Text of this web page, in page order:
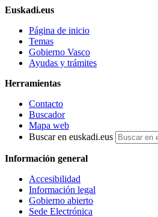
Euskadi.eus
Página de inicio
Temas
Gobierno Vasco
Ayudas y trámites
Herramientas
Contacto
Buscador
Mapa web
Buscar en euskadi.eus
Información general
Accesibilidad
Información legal
Gobierno abierto
Sede Electrónica